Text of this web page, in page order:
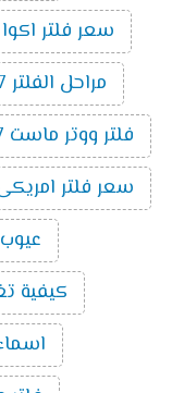
سعر فلتر
مراحل الفلتر 7 مراحل
فلتر ووتر ماست 7 مراحل
سعر فلتر امريكى 7
عيوب
كيفية
اسماء